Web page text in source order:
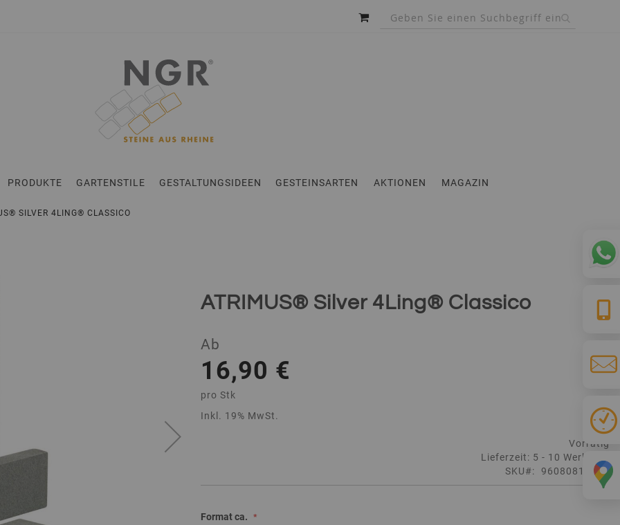
PRODUKTE GARTENSTILE GESTALTUNGSIDEEN GESTEINSARTEN AKTIONEN MAGAZIN
SILVER 4LING® CLASSICO
ATRIMUS® Silver 4Ling® Classico
Ab
16,90 €
pro Stk
Inkl. 19% MwSt.
Vorrätig
Lieferzeit: 5 - 10 Werktage
SKU
96080810520
Format ca.